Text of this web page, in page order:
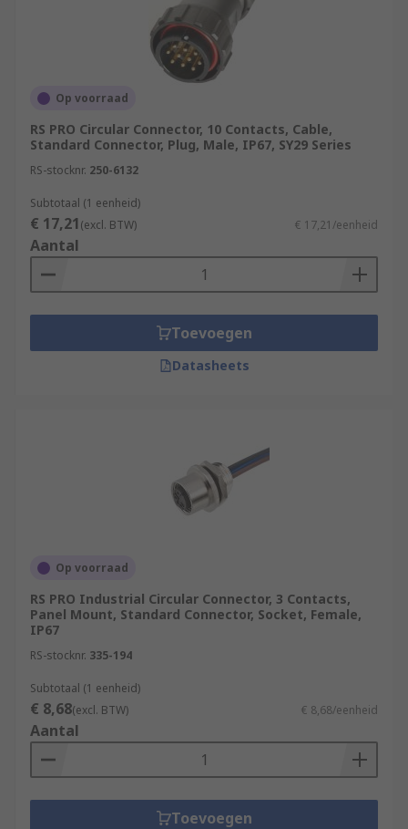
Op voorraad
RS PRO Circular Connector, 10 Contacts, Cable,
Standard Connector, Plug, Male, IP67, SY29 Series
RS-stocknr. 250-6132
Subtotaal (1 eenheid)
€ 17,21(excl. BTW) € 17,21/eenheid
Aantal
Toevoegen
Datasheets
Op voorraad
RS PRO Industrial Circular Connector, 3 Contacts,
Panel Mount, Standard Connector, Socket, Female,
IP67
RS-stocknr. 335-194
Subtotaal (1 eenheid)
€ 8,68(excl. BTW) € 8,68/eenheid
Aantal
Toevoegen